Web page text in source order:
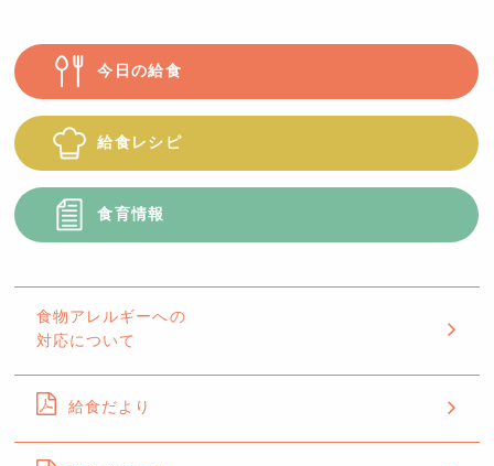
今日の給食
給食レシピ
食育情報
食物アレルギーへの
対応について
給食だより